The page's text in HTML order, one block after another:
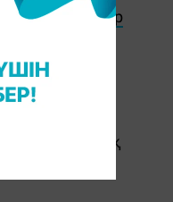
видеолар
Қилыбай
ұшақ